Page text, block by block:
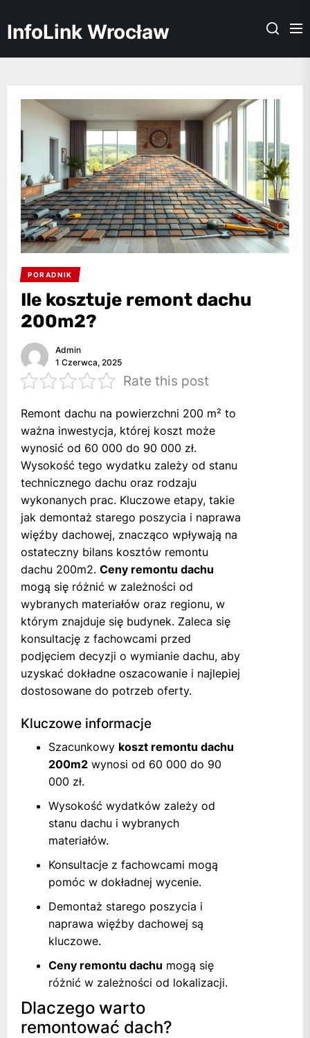
to
the
content
InfoLink Wrocław
PORADNIK
Ile kosztuje remont dachu
200m2?
Admin
1 Czerwca, 2025
Rate this post
Remont dachu na powierzchni 200 m² to
ważna inwestycja, której koszt może
wynosić od 60 000 do 90 000 zł.
Wysokość tego wydatku zależy od stanu
technicznego dachu oraz rodzaju
wykonanych prac. Kluczowe etapy, takie
jak demontaż starego poszycia i naprawa
więźby dachowej, znacząco wpływają na
ostateczny bilans kosztów remontu
dachu 200m2. Ceny remontu dachu
mogą się różnić w zależności od
wybranych materiałów oraz regionu, w
którym znajduje się budynek. Zaleca się
konsultację z fachowcami przed
podjęciem decyzji o wymianie dachu, aby
uzyskać dokładne oszacowanie i najlepiej
dostosowane do potrzeb oferty.
Kluczowe informacje
Szacunkowy koszt remontu dachu
200m2 wynosi od 60 000 do 90
000 zł.
Wysokość wydatków zależy od
stanu dachu i wybranych
materiałów.
Konsultacje z fachowcami mogą
pomóc w dokładnej wycenie.
Demontaż starego poszycia i
naprawa więźby dachowej są
kluczowe.
Ceny remontu dachu mogą się
różnić w zależności od lokalizacji.
Dlaczego warto
remontować dach?